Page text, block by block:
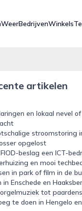
WeerBedrijvenWinkels
artikelen
en lokaal nevel
stroomstoring
opgelost
beslag een ICT-
en mooi
in park of film in de
in Enschede en
tot
te doen in Hengelo